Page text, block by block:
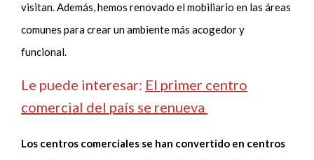
visitan. Además, hemos renovado el mobiliario en las áreas
comunes para crear un ambiente más acogedor y
funcional.
Le puede interesar: El primer centro
comercial del país se renueva
Los centros comerciales se han convertido en centros